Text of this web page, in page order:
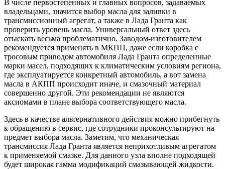
В числе первостепенных и главных вопросов, задаваемых
владельцами, значится выбор масла для заливки в
трансмиссионный агрегат, а также в Лада Гранта как
проверить уровень масла. Универсальный ответ здесь
отыскать весьма проблематично. Заводом-изготовителем
рекомендуется применять в МКПП, даже если коробка с
тросовым приводом автомобиля Лада Гранта определенные
марки масел, подходящих к климатическим условиям региона,
где эксплуатируется конкретный автомобиль, а вот замена
масла в АКПП происходит иначе, и смазочный материал
совершенно другой. Эти рекомендации не являются
аксиомами в плане выбора соответствующего масла.
Здесь в качестве альтернативного действия можно прибегнуть
к обращению в сервис, где сотрудники проконсультируют на
предмет выбора масла. Заметим, что механическая
трансмиссия Лада Гранта является неприхотливым агрегатом
к применяемой смазке. Для данного узла вполне подходящей
будет широкая гамма модификаций смазывающей жидкости.